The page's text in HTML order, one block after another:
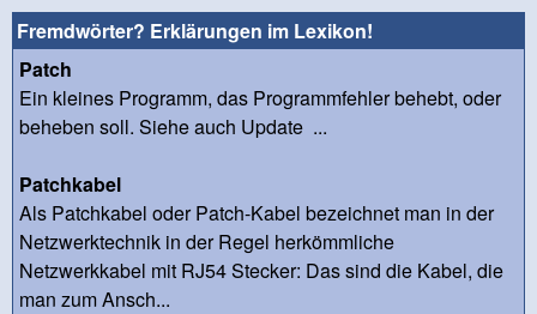
Fremdwörter? Erklärungen im Lexikon!
Patch
Ein kleines Programm, das Programmfehler behebt, oder
beheben soll. Siehe auch Update ...
Patchkabel
Als Patchkabel oder Patch-Kabel bezeichnet man in der
Netzwerktechnik in der Regel herkömmliche
Netzwerkkabel mit RJ54 Stecker: Das sind die Kabel, die
man zum Ansch...